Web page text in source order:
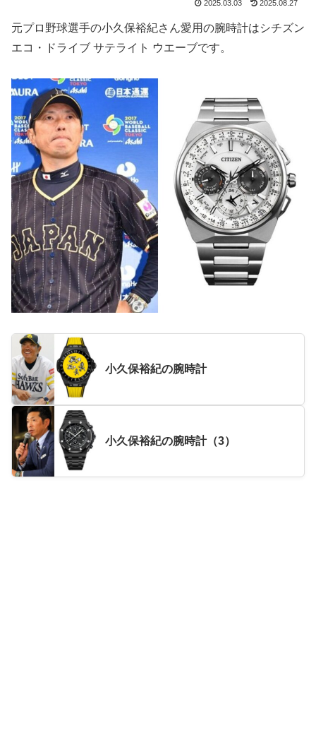
2025.03.03 2025.08.27
元プロ野球選手の小久保裕紀さん愛用の腕時計はシチズン
エコ・ドライブ サテライト ウエーブです。
小久保裕紀の腕時計
小久保裕紀の腕時計（3）